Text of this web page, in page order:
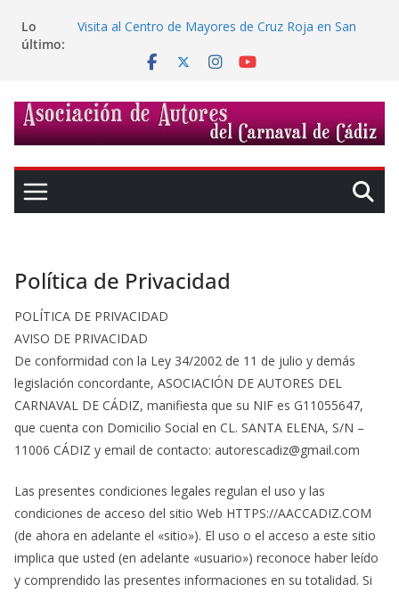
Lo
último:
Visita al Centro de Mayores de Cruz Roja en San
Memoria PDF Mayores Llenos de Coplas
MANOLO SANTANDER
Lo Mejó de lo Mejón 2026
Política de Privacidad
POLÍTICA DE PRIVACIDAD
AVISO DE PRIVACIDAD
De conformidad con la Ley 34/2002 de 11 de julio y demás
legislación concordante, ASOCIACIÓN DE AUTORES DEL
CARNAVAL DE CÁDIZ, manifiesta que su NIF es G11055647,
que cuenta con Domicilio Social en CL. SANTA ELENA, S/N –
11006 CÁDIZ y email de contacto: autorescadiz@gmail.com
Las presentes condiciones legales regulan el uso y las
condiciones de acceso del sitio Web HTTPS://AACCADIZ.COM
(de ahora en adelante el «sitio»). El uso o el acceso a este sitio
implica que usted (en adelante «usuario») reconoce haber leído
y comprendido las presentes informaciones en su totalidad. Si